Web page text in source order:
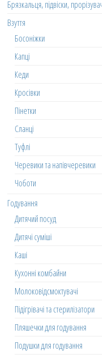
Брязкальця, підвіски,
Взуття
Босоніжки
Капці
Кеди
Кросівки
Пінетки
Сланці
Туфлі
Черевики та напівчеревики
Чоботи
Годування
Дитячий посуд
Дитячі суміші
Каші
Кухонні комбайни
Молоковідсмоктувачі
Підігрівачі та стерилізатори
Пляшечки для годування
Подушки для годування